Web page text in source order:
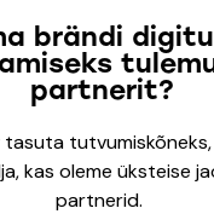
brändi
partnerit?
tutvumiskõneks,
kas oleme üksteise
partnerid.